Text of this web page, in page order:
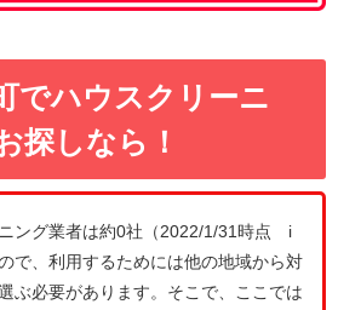
でハウスクリーニ
探しなら！
ング業者は約0社（2022/1/31時点 i
で、利用するためには他の地域から対
ぶ必要があります。そこで、ここでは